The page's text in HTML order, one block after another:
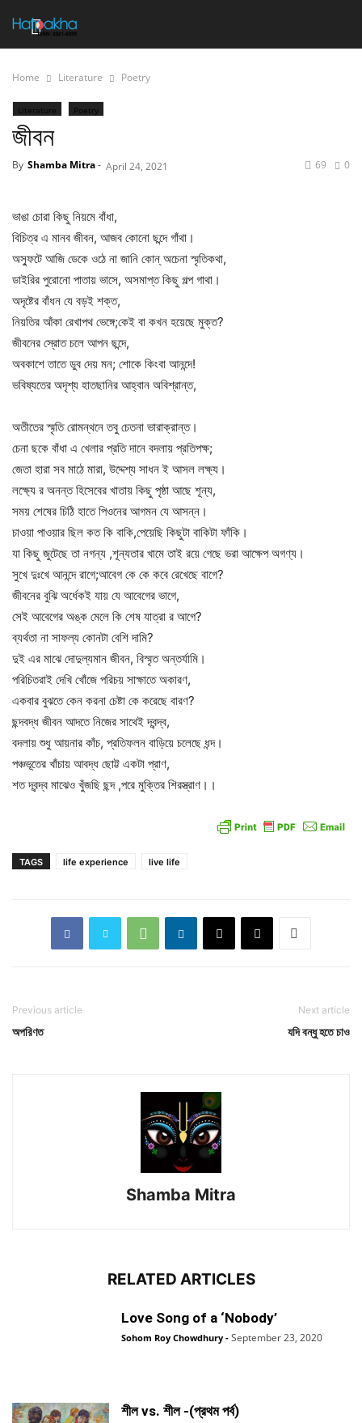
Home Literature Poetry
Literature Poetry
জীবন
By Shamba Mitra- April 24, 2021 0
69
ভাঙা চোরা কিছু নিয়মে বাঁধা,
বিচিত্র এ মানব জীবন, আজব কোনো ছন্দে গাঁথা।
অস্ফুটে আজি ডেকে ওঠে না জানি কোন্ অচেনা স্মৃতিকথা,
ডাইরির পুরোনো পাতায় ভাসে, অসমাপ্ত কিছু গল্প গাথা।
অদৃষ্টের বাঁধন যে বড়ই শক্ত,
নিয়তির আঁকা রেখাপথ ভেঙ্গে;কেই বা কখন হয়েছে মুক্ত?
জীবনের স্রোত চলে আপন ছন্দে,
অবকাশে তাতে ডুব দেয় মন; শোকে কিংবা আনন্দে!
ভবিষ্যতের অদৃশ্য হাতছানির আহ্বান অবিশ্রান্ত,
অতীতের স্মৃতি রোমন্থনে তবু চেতনা ভারাক্রান্ত।
চেনা ছকে বাঁধা এ খেলার প্রতি দানে বদলায় প্রতিপক্ষ;
জেতা হারা সব মাঠে মারা, উদ্দেশ্য সাধন ই আসল লক্ষ্য।
লক্ষ্যে র অনন্ত হিসেবের খাতায় কিছু পৃষ্ঠা আছে শূন্য,
সময় শেষের চিঠি হাতে পিওনের আগমন যে আসন্ন।
চাওয়া পাওয়ার ছিল কত কি বাকি,পেয়েছি কিছুটা বাকিটা ফাঁকি।
যা কিছু জুটেছে তা নগন্য ,শূন্যতার খামে তাই রয়ে গেছে ভরা আক্ষেপ অগণ্য।
সুখে দুঃখে আনন্দে রাগে;আবেগ কে কে কবে রেখেছে বাগে?
জীবনের বুঝি অর্ধেকই যায় যে আবেগের ভাগে,
সেই আবেগের অঙ্ক মেলে কি শেষ যাত্রা র আগে?
ব্যর্থতা না সাফল্য কোনটা বেশি দামি?
দুই এর মাঝে দোদুল্যমান জীবন, বিস্মৃত অন্তর্যামি।
পরিচিতরাই দেখি খোঁজে পরিচয় সাক্ষাতে অকারণ,
একবার বুঝতে কেন করনা চেষ্টা কে করেছে বারণ?
ছন্দবদ্ধ জীবন আদতে নিজের সাথেই দ্বন্দ্ব,
বদলায় শুধু আয়নার কাঁচ, প্রতিফলন বাড়িয়ে চলেছে ধন্দ।
পঞ্চভূতের খাঁচায় আবদ্ধ ছোট্ট একটা প্রাণ,
শত দ্বন্দ্ব মাঝেও খুঁজছি ছন্দ ,পরে মুক্তির শিরস্ত্রাণ।।
TAGS life experience live life
Previous article
অপরিণত
Next article
যদি বন্ধু হতে চাও
Shamba Mitra
RELATED ARTICLES
Love Song of a ‘Nobody’
Sohom Roy Chowdhury - September 23, 2020
শীল vs. শীল -(প্রথম পর্ব)